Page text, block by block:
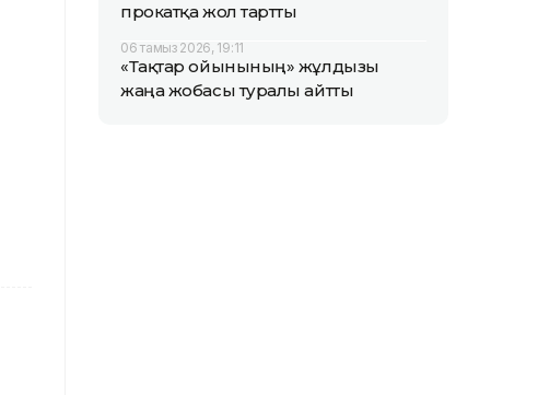
прокатқа жол тартты
06 тамыз 2026, 19:11
«Тақтар ойынының» жұлдызы
жаңа жобасы туралы айтты